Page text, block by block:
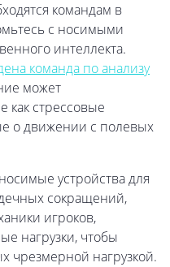
командам в
с носимыми
интеллекта.
команда по анализу
может
как стрессовые
о движении с полевых
устройства для
сокращений,
игроков,
нагрузки, чтобы
чрезмерной нагрузкой.